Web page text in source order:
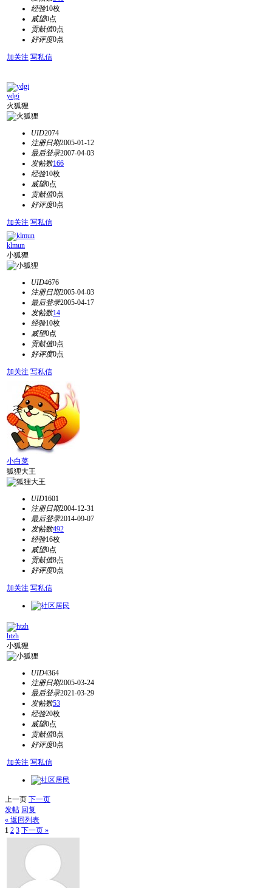
经验10枚
威望0点
贡献值0点
好评度0点
加关注 写私信
ydgi
火狐狸
UID2074
注册日期2005-01-12
最后登录2007-04-03
发帖数166
经验10枚
威望0点
贡献值0点
好评度0点
加关注 写私信
klmun
小狐狸
UID4676
注册日期2005-04-03
最后登录2005-04-17
发帖数14
经验10枚
威望0点
贡献值0点
好评度0点
加关注 写私信
小白菜
狐狸大王
UID1601
注册日期2004-12-31
最后登录2014-09-07
发帖数492
经验16枚
威望0点
贡献值8点
好评度0点
加关注 写私信
htzh
小狐狸
UID4364
注册日期2005-03-24
最后登录2021-03-29
发帖数53
经验20枚
威望0点
贡献值8点
好评度0点
加关注 写私信
上一页 下一页
发帖 回复
« 返回列表
1 2 3 下一页 »